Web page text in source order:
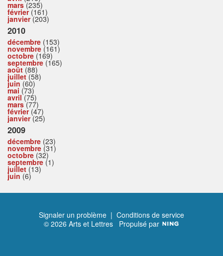
mars(235)
février(161)
janvier(203)
2010
décembre (153)
novembre (161)
octobre (169)
septembre (165)
août (88)
juillet(58)
juin (60)
mai (73)
avril(75)
mars(77)
février(47)
janvier(25)
2009
décembre (23)
novembre (31)
octobre (32)
septembre (1)
juillet (13)
juin (6)
Signaler un problème | Conditions de service
© 2026 Arts et Lettres Propulsé par